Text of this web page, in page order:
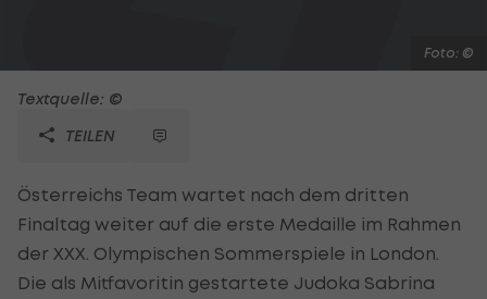
Foto: ©
Textquelle: ©
TEILEN
Österreichs Team wartet nach dem dritten
Finaltag weiter auf die erste Medaille im Rahmen
der XXX. Olympischen Sommerspiele in London.
Die als Mitfavoritin gestartete Judoka Sabrina